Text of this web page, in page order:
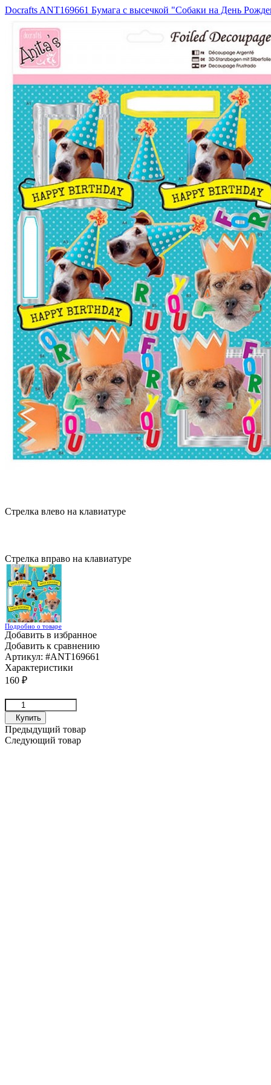
Docrafts ANT169661 Бумага с высечкой "Собаки на День
Стрелка влево на клавиатуре
Стрелка вправо на клавиатуре
Подробно о товаре
Добавить в избранное
Добавить к сравнению
Артикул: #ANT169661
Характеристики
160 ₽
Купить
Предыдущий товар
Следующий товар